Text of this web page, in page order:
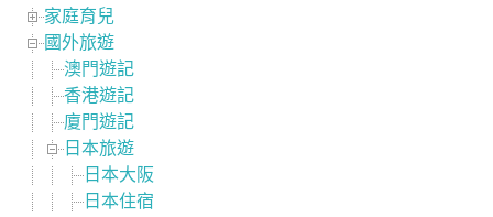
家庭育兒
國外旅遊
澳門遊記
香港遊記
廈門遊記
日本旅遊
日本大阪
日本住宿